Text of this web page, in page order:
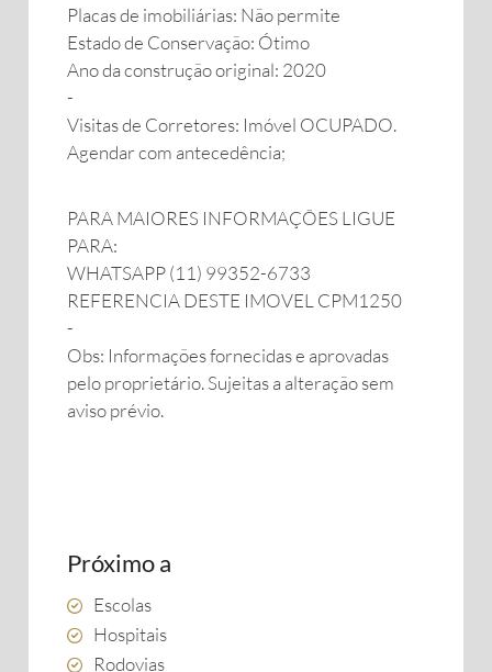
Placas de imobiliárias: Não permite
Estado de Conservação: Ótimo
Ano da construção original: 2020
-
Visitas de Corretores: Imóvel OCUPADO.
Agendar com antecedência;
PARA MAIORES INFORMAÇÕES LIGUE
PARA:
WHATSAPP (11) 99352-6733
REFERENCIA DESTE IMOVEL CPM1250
-
Obs: Informações fornecidas e aprovadas
pelo proprietário. Sujeitas a alteração sem
aviso prévio.
Próximo a
Escolas
Hospitais
Rodovias